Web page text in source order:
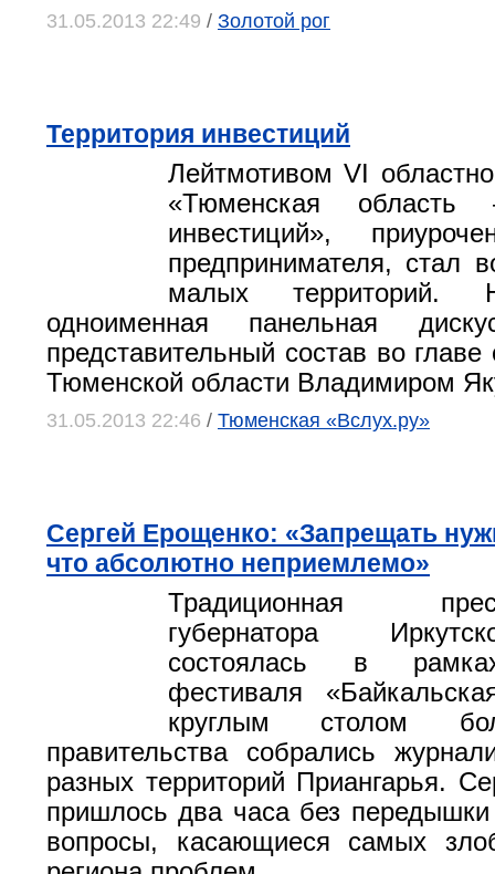
31.05.2013 22:49 / Золотой рог
Территория инвестиций
Лейтмотивом VI
«Тюменская область
инвестиций»,
предпринимателя, стал
малых территорий.
одноименная панельная
представительный состав во главе
Тюменской области Владимиром
31.05.2013 22:46 / Тюменская «Вслух.ру»
Сергей Ерощенко: «Запрещать
что абсолютно неприемлемо»
Традиционная
губернатора
состоялась в
фестиваля
круглым столом
правительства собрались
разных территорий Приангарья.
пришлось два часа без передышки
вопросы, касающиеся самых